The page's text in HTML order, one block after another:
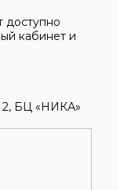
доступно
кабинет и
2, БЦ «НИКА»